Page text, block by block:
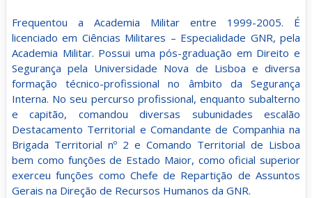
Frequentou a Academia Militar entre 1999-2005. É
licenciado em Ciências Militares – Especialidade GNR, pela
Academia Militar. Possui uma pós-graduação em Direito e
Segurança pela Universidade Nova de Lisboa e diversa
formação técnico-profissional no âmbito da Segurança
Interna. No seu percurso profissional, enquanto subalterno
e capitão, comandou diversas subunidades escalão
Destacamento Territorial e Comandante de Companhia na
Brigada Territorial nº 2 e Comando Territorial de Lisboa
bem como funções de Estado Maior, como oficial superior
exerceu funções como Chefe de Repartição de Assuntos
Gerais na Direção de Recursos Humanos da GNR.